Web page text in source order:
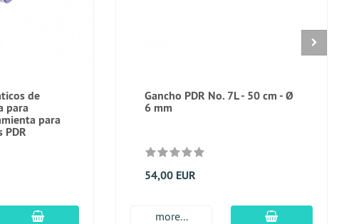
de
para
para
En el carro de compras
Gancho PDR No. 7L - 50 cm - Ø
6 mm
54,00 EUR
more... En el carro de